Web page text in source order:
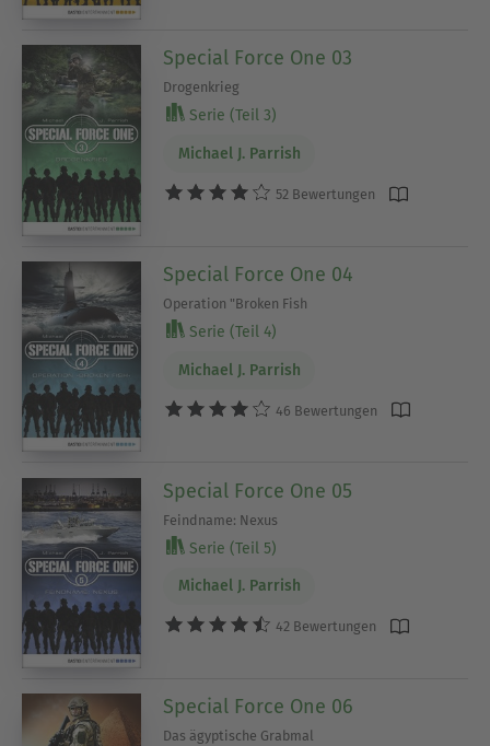
Special Force One 03
Drogenkrieg
Serie (Teil 3)
Michael J. Parrish
52 Bewertungen
Special Force One 04
Operation "Broken Fish
Serie (Teil 4)
Michael J. Parrish
46 Bewertungen
Special Force One 05
Feindname: Nexus
Serie (Teil 5)
Michael J. Parrish
42 Bewertungen
Special Force One 06
Das ägyptische Grabmal